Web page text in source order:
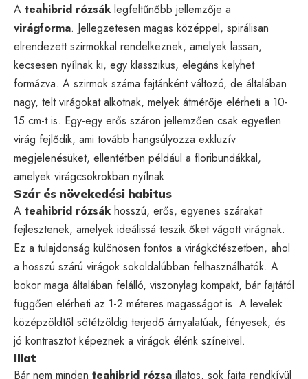
A teahibrid rózsák legfeltűnőbb jellemzője a
virágforma. Jellegzetesen magas középpel, spirálisan
elrendezett szirmokkal rendelkeznek, amelyek lassan,
kecsesen nyílnak ki, egy klasszikus, elegáns kelyhet
formázva. A szirmok száma fajtánként változó, de általában
nagy, telt virágokat alkotnak, melyek átmérője elérheti a 10-
15 cm-t is. Egy-egy erős száron jellemzően csak egyetlen
virág fejlődik, ami tovább hangsúlyozza exkluzív
megjelenésüket, ellentétben például a floribundákkal,
amelyek virágcsokrokban nyílnak.
Szár és növekedési habitus
A teahibrid rózsák hosszú, erős, egyenes szárakat
fejlesztenek, amelyek ideálissá teszik őket vágott virágnak.
Ez a tulajdonság különösen fontos a virágkötészetben, ahol
a hosszú szárú virágok sokoldalúbban felhasználhatók. A
bokor maga általában felálló, viszonylag kompakt, bár fajtától
függően elérheti az 1-2 méteres magasságot is. A levelek
középzöldtől sötétzöldig terjedő árnyalatúak, fényesek, és
jó kontrasztot képeznek a virágok élénk színeivel.
Illat
Bár nem minden teahibrid rózsa illatos, sok fajta rendkívül